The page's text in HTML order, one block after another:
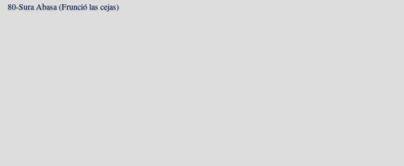
80-Sura Abasa (Frunció las cejas)